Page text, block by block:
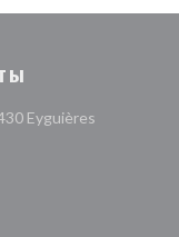
Eyguières
в новом
((открывается в